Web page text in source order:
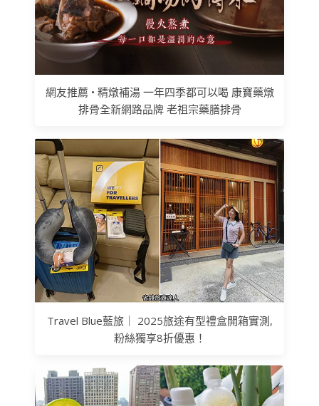
網友推薦 • 精燉補湯 一年四季都可以喝 康寶藥燉
排骨全新網路品牌 老祖宗藥膳排骨
Travel Blue藍旅｜ 2025旅途有型禮盒開箱實測,
粉絲獨享8折優惠！